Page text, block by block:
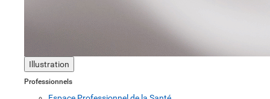
Illustration
Professionnels